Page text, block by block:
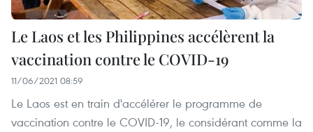
Le Laos et les Philippines accélèrent la
vaccination contre le COVID-19
11/06/2021 08:59
Le Laos est en train d'accélérer le programme de
vaccination contre le COVID-19, le considérant comme la